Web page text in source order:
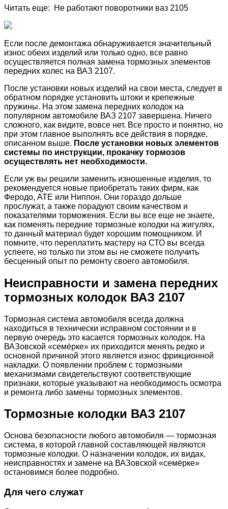
Читать еще: Не работают поворотники ваз 2105
Если после демонтажа обнаруживается значительный
износ обеих изделий или только одно, все равно
осуществляется полная замена тормозных элементов
передних колес на ВАЗ 2107.
После установки новых изделий на свои места, следует в
обратном порядке установить штоки и крепежные
пружины. На этом замена передних колодок на
популярном автомобиле ВАЗ 2107 завершена. Ничего
сложного, как видите, вовсе нет. Все просто и понятно, но
при этом главное выполнять все действия в порядке,
описанном выше. После установки новых элементов
системы по инструкции, прокачку тормозов
осуществлять нет необходимости.
Если уж вы решили заменить изношенные изделия, то
рекомендуется новые приобретать таких фирм, как
Феродо, АТЕ или Ниппон. Они гораздо дольше
прослужат, а также порадуют своим качеством и
показателями торможения. Если вы все еще не знаете,
как поменять передние тормозные колодки на жигулях,
то данный материал будет хорошим помощником. И
помните, что переплатить мастеру на СТО вы всегда
успеете, но только пи этом вы не сможете получить
бесценный опыт по ремонту своего автомобиля.
Неисправности и замена передних
тормозных колодок ВАЗ 2107
Тормозная система автомобиля всегда должна
находиться в технически исправном состоянии и в
первую очередь это касается тормозных колодок. На
ВАЗовской «семёрке» их приходится менять редко и
основной причиной этого является износ фрикционной
накладки. О появлении проблем с тормозными
механизмами свидетельствуют соответствующие
признаки, которые указывают на необходимость осмотра
и ремонта либо замены тормозных элементов.
Тормозные колодки ВАЗ 2107
Основа безопасности любого автомобиля — тормозная
система, в которой главной составляющей являются
тормозные колодки. О назначении колодок, их видах,
неисправностях и замене на ВАЗовской «семёрке»
остановимся более подробно.
Для чего служат